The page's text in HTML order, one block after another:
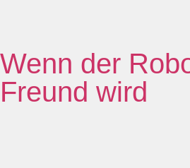
Wenn der
Freund wird